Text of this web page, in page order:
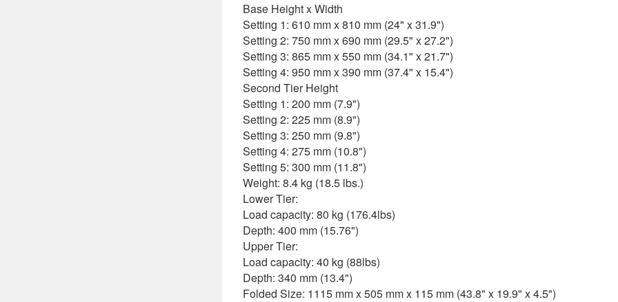
Base Height x Width
Setting 1: 610 mm x 810 mm (24" x 31.9")
Setting 2: 750 mm x 690 mm (29.5" x 27.2")
Setting 3: 865 mm x 550 mm (34.1" x 21.7")
Setting 4: 950 mm x 390 mm (37.4" x 15.4")
Second Tier Height
Setting 1: 200 mm (7.9")
Setting 2: 225 mm (8.9")
Setting 3: 250 mm (9.8")
Setting 4: 275 mm (10.8")
Setting 5: 300 mm (11.8")
Weight: 8.4 kg (18.5 lbs.)
Lower Tier:
Load capacity: 80 kg (176.4lbs)
Depth: 400 mm (15.76")
Upper Tier:
Load capacity: 40 kg (88lbs)
Depth: 340 mm (13.4")
Folded Size: 1115 mm x 505 mm x 115 mm (43.8" x 19.9" x 4.5")